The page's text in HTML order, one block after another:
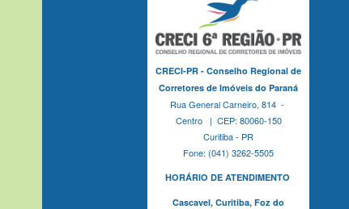
CRECI-PR - Conselho Regional de
Corretores de Imóveis do Paraná
Rua General Carneiro, 814 -
Centro | CEP: 80060-150
Curitiba - PR
Fone: (041) 3262-5505
HORÁRIO DE ATENDIMENTO
Cascavel, Curitiba, Foz do